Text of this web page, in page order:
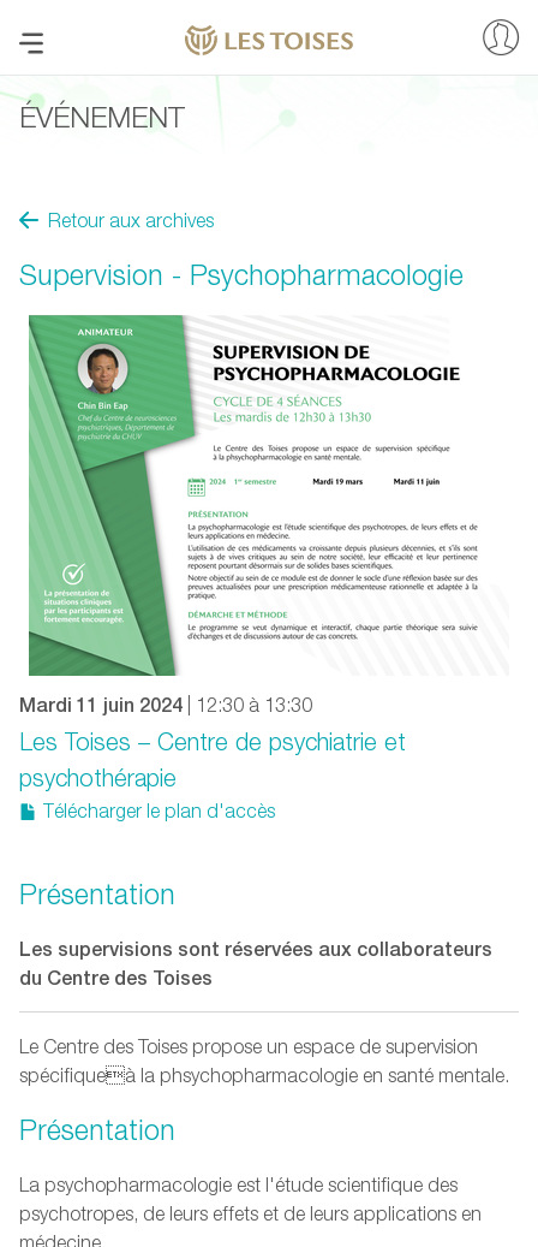
ÉVÉNEMENT
Retour aux archives
Supervision - Psychopharmacologie
Mardi 11 juin 2024 | 12:30 à 13:30
Les Toises – Centre de psychiatrie et
psychothérapie
Télécharger le plan d'accès
Présentation
Les supervisions sont réservées aux collaborateurs
du Centre des Toises
Le Centre des Toises propose un espace de supervision
spécifiqueà la phsychopharmacologie en santé mentale.
Présentation
La psychopharmacologie est l'étude scientifique des
psychotropes, de leurs effets et de leurs applications en
médecine.